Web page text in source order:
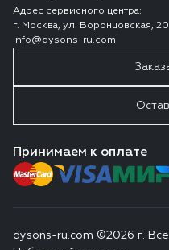
Адрес сервисного центра:
г. Москва, ул. Воронцовская, 20
info@dysons-ru.com
Принимаем к оплате
dysons-ru.com ©2026 г.